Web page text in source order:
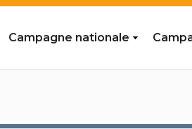
Campagne nationale